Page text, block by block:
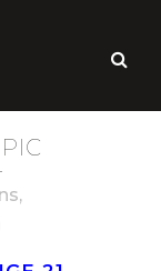
,